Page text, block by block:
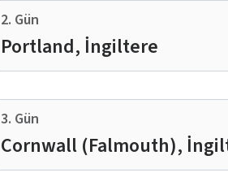
2. Gün
Portland, İngiltere
3. Gün
Cornwall (Falmouth),